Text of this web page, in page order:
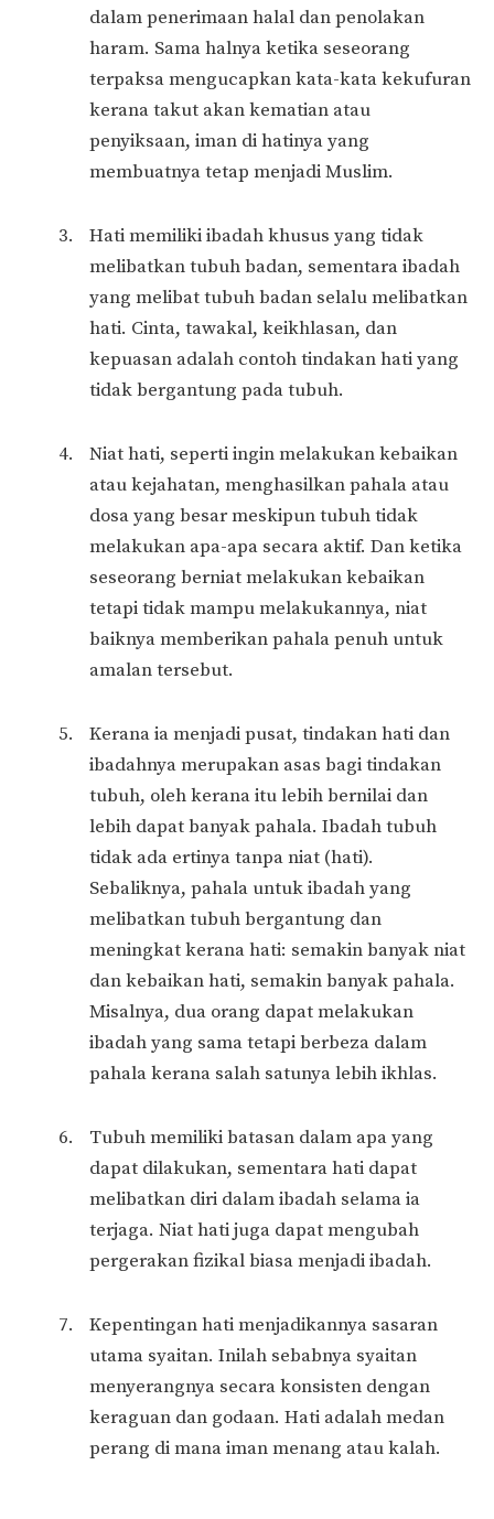
dalam penerimaan halal dan penolakan
haram. Sama halnya ketika seseorang
terpaksa mengucapkan kata-kata kekufuran
kerana takut akan kematian atau
penyiksaan, iman di hatinya yang
membuatnya tetap menjadi Muslim.
Hati memiliki ibadah khusus yang tidak
melibatkan tubuh badan, sementara ibadah
yang melibat tubuh badan selalu melibatkan
hati. Cinta, tawakal, keikhlasan, dan
kepuasan adalah contoh tindakan hati yang
tidak bergantung pada tubuh.
Niat hati, seperti ingin melakukan kebaikan
atau kejahatan, menghasilkan pahala atau
dosa yang besar meskipun tubuh tidak
melakukan apa-apa secara aktif. Dan ketika
seseorang berniat melakukan kebaikan
tetapi tidak mampu melakukannya, niat
baiknya memberikan pahala penuh untuk
amalan tersebut.
Kerana ia menjadi pusat, tindakan hati dan
ibadahnya merupakan asas bagi tindakan
tubuh, oleh kerana itu lebih bernilai dan
lebih dapat banyak pahala. Ibadah tubuh
tidak ada ertinya tanpa niat (hati).
Sebaliknya, pahala untuk ibadah yang
melibatkan tubuh bergantung dan
meningkat kerana hati: semakin banyak niat
dan kebaikan hati, semakin banyak pahala.
Misalnya, dua orang dapat melakukan
ibadah yang sama tetapi berbeza dalam
pahala kerana salah satunya lebih ikhlas.
Tubuh memiliki batasan dalam apa yang
dapat dilakukan, sementara hati dapat
melibatkan diri dalam ibadah selama ia
terjaga. Niat hati juga dapat mengubah
pergerakan fizikal biasa menjadi ibadah.
Kepentingan hati menjadikannya sasaran
utama syaitan. Inilah sebabnya syaitan
menyerangnya secara konsisten dengan
keraguan dan godaan. Hati adalah medan
perang di mana iman menang atau kalah.